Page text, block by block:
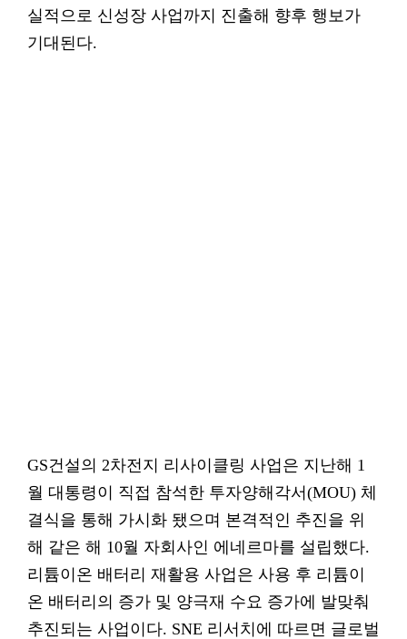
실적으로 신성장 사업까지 진출해 향후 행보가
기대된다.
GS건설의 2차전지 리사이클링 사업은 지난해 1
월 대통령이 직접 참석한 투자양해각서(MOU) 체
결식을 통해 가시화 됐으며 본격적인 추진을 위
해 같은 해 10월 자회사인 에네르마를 설립했다.
리튬이온 배터리 재활용 사업은 사용 후 리튬이
온 배터리의 증가 및 양극재 수요 증가에 발맞춰
추진되는 사업이다. SNE 리서치에 따르면 글로벌